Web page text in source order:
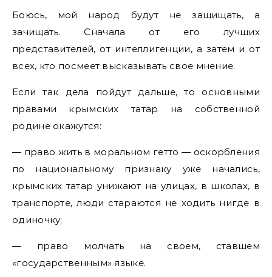
Боюсь, мой народ будут не защищать, а
зачищать. Сначала от его лучших
представителей, от интеллигенции, а затем и от
всех, кто посмеет высказывать свое мнение.
Если так дела пойдут дальше, то основными
правами крымских татар на собственной
родине окажутся:
— право жить в моральном гетто — оскорбления
по национальному признаку уже начались,
крымских татар унижают на улицах, в школах, в
транспорте, люди стараются не ходить нигде в
одиночку;
— право молчать на своем, ставшем
«государственным» языке.